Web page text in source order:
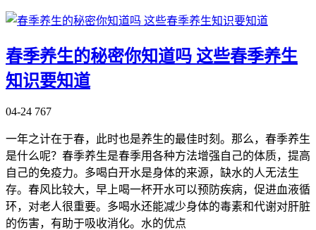
春季养生的秘密你知道吗 这些春季养生
知识要知道
04-24 767
一年之计在于春，此时也是养生的最佳时刻。那么，春季养生
是什么呢？春季养生是春季用各种方法增强自己的体质，提高
自己的免疫力。多喝白开水是身体的来源，缺水的人无法生
存。春风比较大，早上喝一杯开水可以预防疾病，促进血液循
环，对老人很重要。多喝水还能减少身体的毒素和代谢对肝脏
的伤害，有助于吸收消化。水的优点